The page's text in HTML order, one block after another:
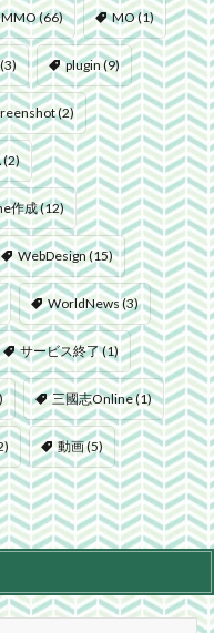
MMO(66) MO(1)
plugin(9)
(2)
(2)
作成(12)
WebDesign(15)
WorldNews(3)
サービス終了(1)
三國志Online(1)
動画(5)